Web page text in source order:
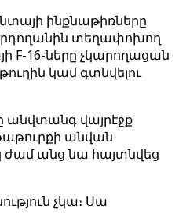
ինքնաթիռները
տեղափոխող
F-16-ները չկարողացան
կամ գտնվելու
վայրէջք
անվան
ժամ անց նա հայտնվեց
չկա։ Սա